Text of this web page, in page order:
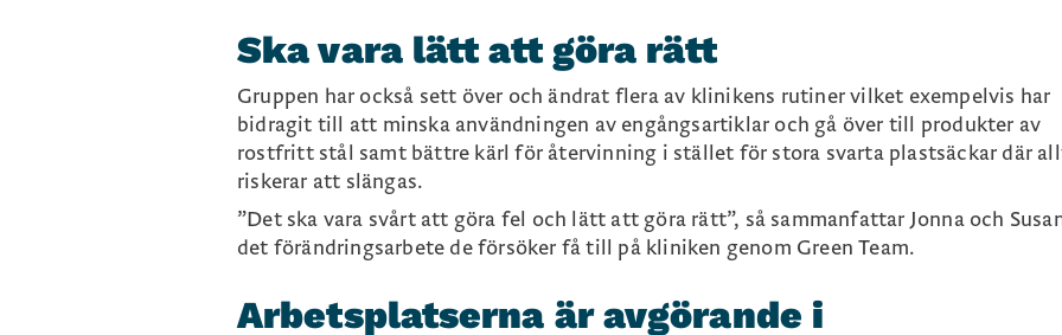
Ska vara lätt att göra rätt
Gruppen har också sett över och ändrat flera av klinikens rutiner vilket exempelvis har
bidragit till att minska användningen av engångsartiklar och gå över till produkter av
rostfritt stål samt bättre kärl för återvinning i stället för stora svarta plastsäckar där
riskerar att slängas.
”Det ska vara svårt att göra fel och lätt att göra rätt”, så sammanfattar Jonna och
det förändringsarbete de försöker få till på kliniken genom Green Team.
Arbetsplatserna är avgörande i